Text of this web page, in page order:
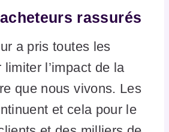
rassurés
a pris toutes les
l’impact de la
que nous vivons. Les
et cela pour le